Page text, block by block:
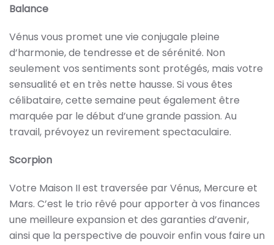
Balance
Vénus vous promet une vie conjugale pleine
d’harmonie, de tendresse et de sérénité. Non
seulement vos sentiments sont protégés, mais votre
sensualité et en très nette hausse. Si vous êtes
célibataire, cette semaine peut également être
marquée par le début d’une grande passion. Au
travail, prévoyez un revirement spectaculaire.
Scorpion
Votre Maison II est traversée par Vénus, Mercure et
Mars. C’est le trio rêvé pour apporter à vos finances
une meilleure expansion et des garanties d’avenir,
ainsi que la perspective de pouvoir enfin vous faire un